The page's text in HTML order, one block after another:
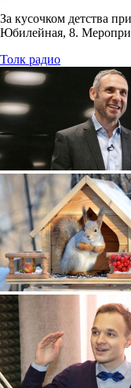
За кусочком детства
Юбилейная, 8.
Толк радио